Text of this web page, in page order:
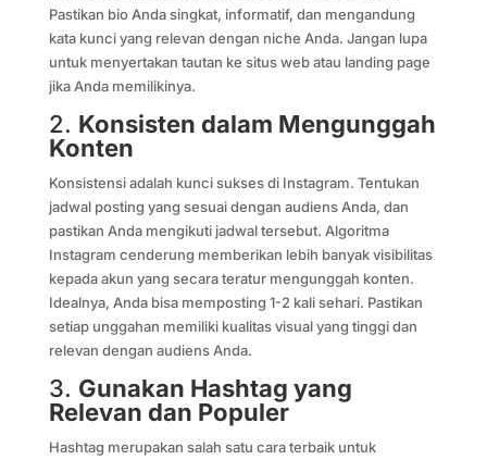
Pastikan bio Anda singkat, informatif, dan mengandung
kata kunci yang relevan dengan niche Anda. Jangan lupa
untuk menyertakan tautan ke situs web atau landing page
jika Anda memilikinya.
2. Konsisten dalam Mengunggah
Konten
Konsistensi adalah kunci sukses di Instagram. Tentukan
jadwal posting yang sesuai dengan audiens Anda, dan
pastikan Anda mengikuti jadwal tersebut. Algoritma
Instagram cenderung memberikan lebih banyak visibilitas
kepada akun yang secara teratur mengunggah konten.
Idealnya, Anda bisa memposting 1-2 kali sehari. Pastikan
setiap unggahan memiliki kualitas visual yang tinggi dan
relevan dengan audiens Anda.
3. Gunakan Hashtag yang
Relevan dan Populer
Hashtag merupakan salah satu cara terbaik untuk